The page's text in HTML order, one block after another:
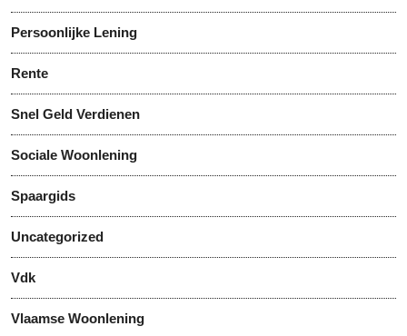
Persoonlijke Lening
Rente
Snel Geld Verdienen
Sociale Woonlening
Spaargids
Uncategorized
Vdk
Vlaamse Woonlening